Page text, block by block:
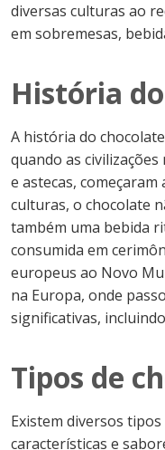
diversas culturas ao
em sobremesas,
História
A história do
quando as
e astecas, começaram
culturas, o chocolate
também uma bebida
consumida em
europeus ao Novo
na Europa, onde
significativas,
Tipos de
Existem diversos
características e